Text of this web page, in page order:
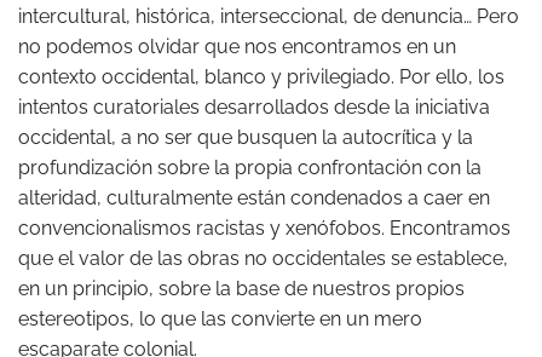
intercultural, histórica, interseccional, de denuncia… Pero
no podemos olvidar que nos encontramos en un
contexto occidental, blanco y privilegiado. Por ello, los
intentos curatoriales desarrollados desde la iniciativa
occidental, a no ser que busquen la autocrítica y la
profundización sobre la propia confrontación con la
alteridad, culturalmente están condenados a caer en
convencionalismos racistas y xenófobos. Encontramos
que el valor de las obras no occidentales se establece,
en un principio, sobre la base de nuestros propios
estereotipos, lo que las convierte en un mero
escaparate colonial.